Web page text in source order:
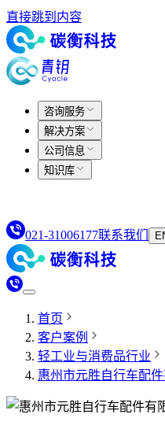
直接跳到内容
咨询服务
解决方案
公司信息
知识库
021-31006177联系我们
首页
客户案例
轻工业与消费品行业
惠州市元胜自行车配